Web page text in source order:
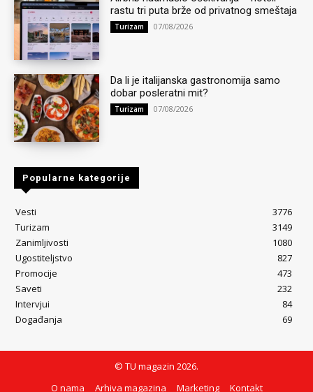
rastu tri puta brže od privatnog smeštaja
Turizam 07/08/2026
Da li je italijanska gastronomija samo
dobar posleratni mit?
Turizam 07/08/2026
Popularne kategorije
Vesti
3776
Turizam
3149
Zanimljivosti
1080
Ugostiteljstvo
827
Promocije
473
Saveti
232
Intervjui
84
Događanja
69
© TU magazin 2026.
O nama
Arhiva magazina Marketing Kontakt